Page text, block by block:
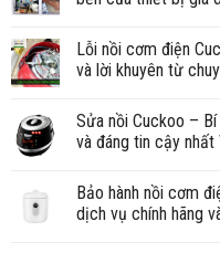
Lỗi nồi cơm điện
và lời khuyên từ
Sửa nồi Cuckoo –
và đáng tin cậy nhất
Bảo hành nồi cơm
dịch vụ chính hãng